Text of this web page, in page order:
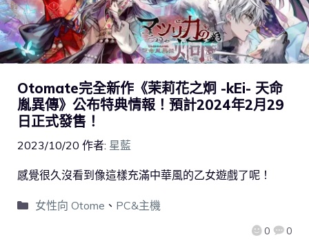
Otomate完全新作《茉莉花之炯 -kEi- 天命
胤異傳》公布特典情報！預計2024年2月29
日正式發售！
2023/10/20 作者: 星藍
0 0
感覺很久沒看到像這樣充滿中華風的乙女遊戲了呢！
女性向 Otome 、 PC&主機